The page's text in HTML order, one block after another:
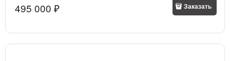
495 000 ₽ Заказать